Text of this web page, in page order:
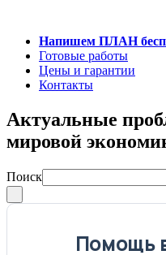
Напишем ПЛАН
Готовые работы
Цены и гарантии
Контакты
Актуальные
мировой
Поиск
Помощь